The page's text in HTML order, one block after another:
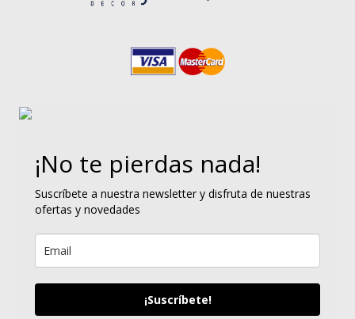
¡No te pierdas nada!
Suscríbete a nuestra newsletter y disfruta de nuestras
ofertas y novedades
¡Suscríbete!